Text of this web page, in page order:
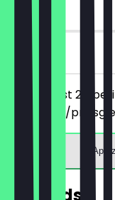
90 Tage
vor Ort
Du bestellst 2
günstigere/
App